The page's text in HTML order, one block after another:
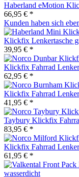
Haberland eMotion
66,95 € *
Kunden haben sich
Klickfix Lenkertasche
39,95 € *
Klickfix Fahrrad
62,95 € *
Klickfix Fahrrad
41,95 € *
Taybury Klickfix
83,95 € *
Klickfix Fahrrad
61,95 € *